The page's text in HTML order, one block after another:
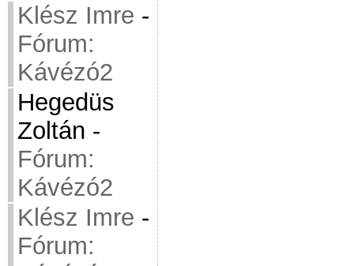
Klész Imre -
Fórum:
Kávézó2
Hegedüs
Zoltán -
Fórum:
Kávézó2
Klész Imre -
Fórum: